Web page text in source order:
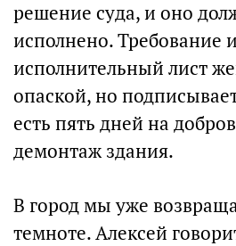
решение суда, и оно
исполнено. Требование и
исполнительный лист
опаской, но
есть пять дней на
демонтаж здания.
В город мы уже
темноте. Алексей